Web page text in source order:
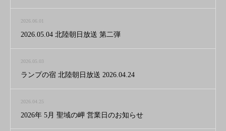
2026.06.01
2026.05.04 北陸朝日放送 第二弾
2026.05.03
ランプの宿 北陸朝日放送 2026.04.24
2026.04.25
2026年 5月 聖域の岬 営業日のお知らせ